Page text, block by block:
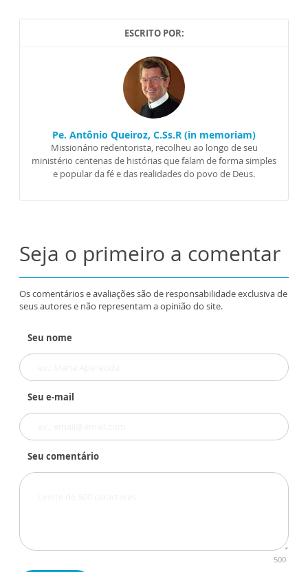
ESCRITO POR:
Pe. Antônio Queiroz, C.Ss.R (in memoriam)
Missionário redentorista, recolheu ao longo de seu
ministério centenas de histórias que falam de forma simples
e popular da fé e das realidades do povo de Deus.
Seja o primeiro a comentar
Os comentários e avaliações são de responsabilidade exclusiva de
seus autores e não representam a opinião do site.
Seu nome
Seu e-mail
Seu comentário
500